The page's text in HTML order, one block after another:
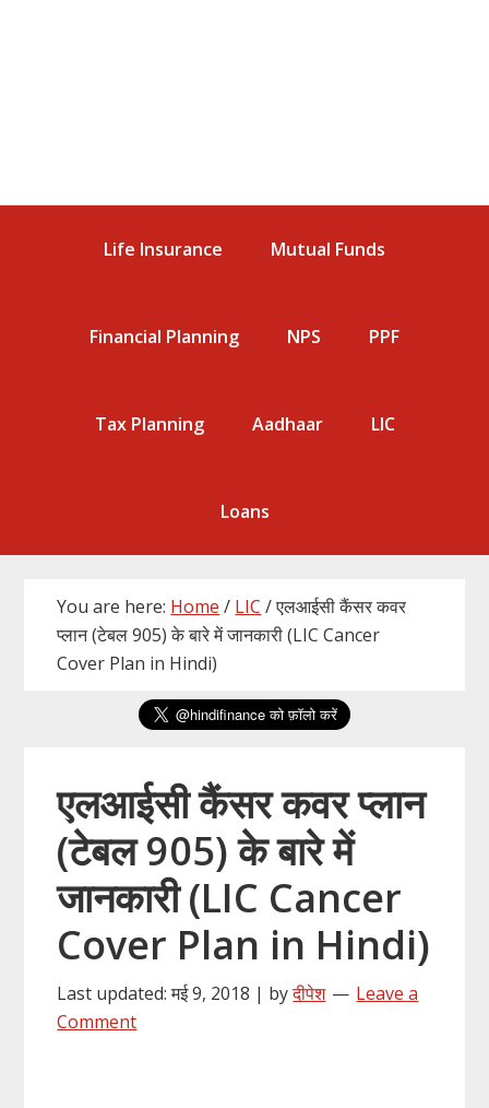
Life Insurance Mutual Funds
Financial Planning NPS PPF
Tax Planning Aadhaar LIC
Loans
You are here: Home / LIC /एलआईसी कैंसर कवर
प्लान (टेबल 905) के बारे में जानकारी (LIC Cancer
Cover Plan in Hindi)
एलआईसी कैंसर कवर प्लान
(टेबल 905) के बारे में
जानकारी (LIC Cancer
Cover Plan in Hindi)
Last updated: मई 9, 2018 | byदीपेश
Leave a
Comment